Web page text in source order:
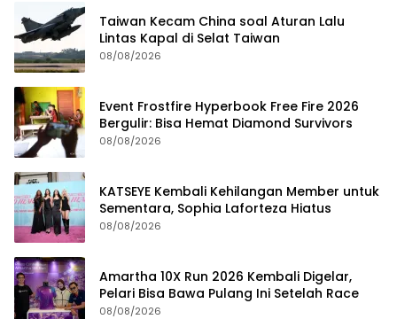
Taiwan Kecam China soal Aturan Lalu
Lintas Kapal di Selat Taiwan
08/08/2026
Event Frostfire Hyperbook Free Fire 2026
Bergulir: Bisa Hemat Diamond Survivors
08/08/2026
KATSEYE Kembali Kehilangan Member untuk
Sementara, Sophia Laforteza Hiatus
08/08/2026
Amartha 10X Run 2026 Kembali Digelar,
Pelari Bisa Bawa Pulang Ini Setelah Race
08/08/2026